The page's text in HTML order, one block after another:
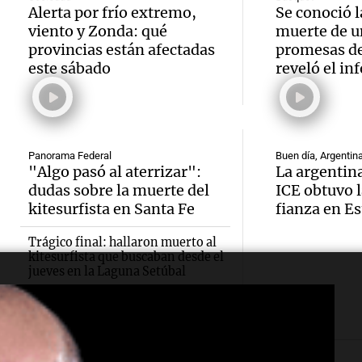
algo
Una
Episodios
ideal:
Una
Episodios
Audio.
Jorge
Una
Episodios
Audio.
a los
lucha
Audio.
Audio.
Alerta por frío extremo,
viento y Zonda: qué
provincias están afectadas
este sábado
Se conoció
muerte de
promesas
reveló el
Panorama Federal
"Algo pasó al aterrizar":
dudas sobre la muerte del
kitesurfista en Santa Fe
Trágico final: hallaron muerto al
kitesurfista que buscaban desde el
jueves en la Laguna Setúbal
Buen día,
La
ICE obtuvo
fianza en